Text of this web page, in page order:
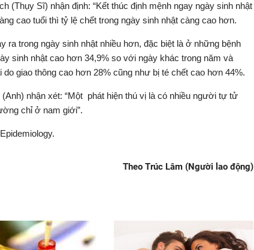
(Thụy Sĩ) nhận định: “Kết thúc định mệnh ngay ngày sinh nhật
cao tuổi thì tỷ lệ chết trong ngày sinh nhật càng cao hơn.
ra trong ngày sinh nhật nhiều hơn, đặc biệt là ở những bệnh
sinh nhật cao hơn 34,9% so với ngày khác trong năm và
giao thông cao hơn 28% cũng như bị té chết cao hơn 44%.
nhận xét: “Một phát hiện thú vị là có nhiều người tự tử
chỉ ở nam giới”.
Theo Trúc Lâm (Người lao động)